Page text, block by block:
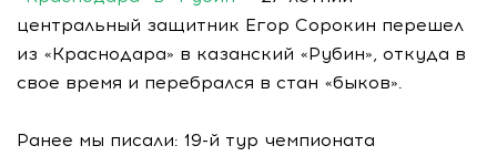
центральный защитник Егор Сорокин перешел
из «Краснодара» в казанский «Рубин», откуда в
свое время и перебрался в стан «быков».
Ранее мы писали: 19-й тур чемпионата